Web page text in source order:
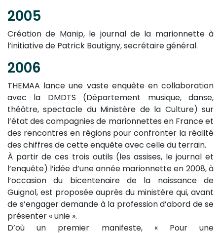
2005
Création de Manip, le journal de la marionnette à
l’initiative de Patrick Boutigny, secrétaire général.
2006
THEMAA lance une vaste enquête en collaboration
avec la DMDTS (Département musique, danse,
théâtre, spectacle du Ministère de la Culture) sur
l’état des compagnies de marionnettes en France et
des rencontres en régions pour confronter la réalité
des chiffres de cette enquête avec celle du terrain.
À partir de ces trois outils (les assises, le journal et
l’enquête) l’idée d’une année marionnette en 2008, à
l’occasion du bicentenaire de la naissance de
Guignol, est proposée auprès du ministère qui, avant
de s’engager demande à la profession d’abord de se
présenter « unie ».
D’où un premier manifeste, « Pour une